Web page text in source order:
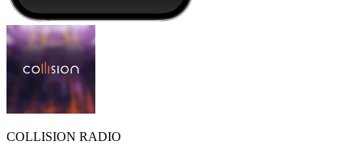
COLLISION RADIO